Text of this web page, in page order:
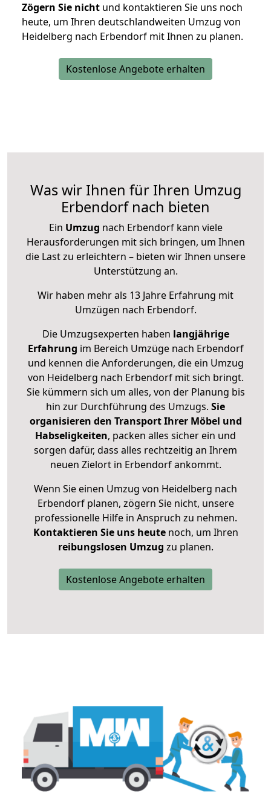
Zögern Sie nicht und kontaktieren Sie uns noch
heute, um Ihren deutschlandweiten Umzug von
Heidelberg nach Erbendorf mit Ihnen zu planen.
Kostenlose Angebote erhalten
Was wir Ihnen für Ihren Umzug
Erbendorf nach bieten
Ein Umzug nach Erbendorf kann viele
Herausforderungen mit sich bringen, um Ihnen
die Last zu erleichtern – bieten wir Ihnen unsere
Unterstützung an.
Wir haben mehr als 13 Jahre Erfahrung mit
Umzügen nach Erbendorf.
Die Umzugsexperten haben langjährige
Erfahrung im Bereich Umzüge nach Erbendorf
und kennen die Anforderungen, die ein Umzug
von Heidelberg nach Erbendorf mit sich bringt.
Sie kümmern sich um alles, von der Planung bis
hin zur Durchführung des Umzugs. Sie
organisieren den Transport Ihrer Möbel und
Habseligkeiten, packen alles sicher ein und
sorgen dafür, dass alles rechtzeitig an Ihrem
neuen Zielort in Erbendorf ankommt.
Wenn Sie einen Umzug von Heidelberg nach
Erbendorf planen, zögern Sie nicht, unsere
professionelle Hilfe in Anspruch zu nehmen.
Kontaktieren Sie uns heutenoch, um Ihren
reibungslosen Umzug zu planen.
Kostenlose Angebote erhalten